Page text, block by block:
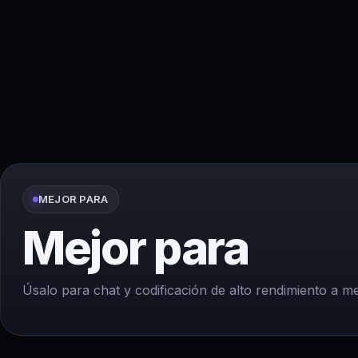
MEJOR PARA
Mejor para
Úsalo para chat y codificación de alto rendimiento a